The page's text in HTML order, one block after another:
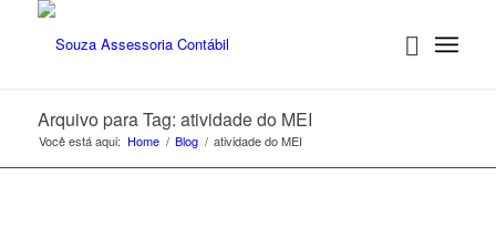
Arquivo para Tag: atividade do MEI
Você está aqui: Home / Blog / atividade do MEI